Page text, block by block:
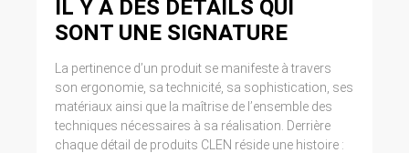
IL Y A DES DETAILS QUI
SONT UNE SIGNATURE
La pertinence d’un produit se manifeste à travers
son ergonomie, sa technicité, sa sophistication, ses
matériaux ainsi que la maîtrise de l’ensemble des
techniques nécessaires à sa réalisation. Derrière
chaque détail de produits CLEN réside une histoire :